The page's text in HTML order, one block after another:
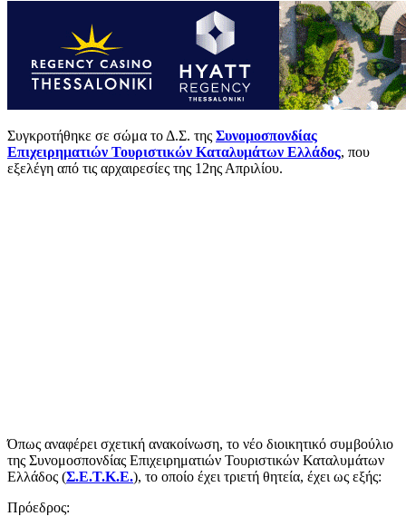
Συγκροτήθηκε σε σώμα το Δ.Σ. της Συνομοσπονδίας
Επιχειρηματιών Τουριστικών Καταλυμάτων Ελλάδος, που
εξελέγη από τις αρχαιρεσίες της 12ης Απριλίου.
Όπως αναφέρει σχετική ανακοίνωση, το νέο διοικητικό συμβούλιο
της Συνομοσπονδίας Επιχειρηματιών Τουριστικών Καταλυμάτων
Ελλάδος (Σ.Ε.Τ.Κ.Ε.), το οποίο έχει τριετή θητεία, έχει ως εξής:
Πρόεδρος: